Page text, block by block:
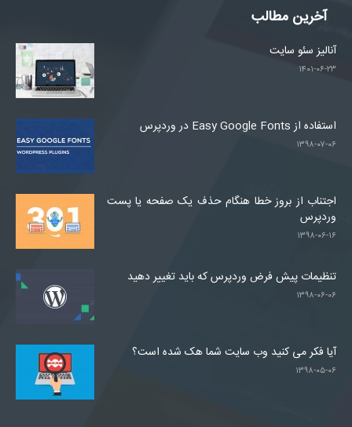
آخرین مطالب
آنالیز سئو سایت
۱۴۰۱-۰۶-۲۳
استفاده از Easy Google Fonts در وردپرس
۱۳۹۸-۰۷-۰۶
اجتناب از بروز خطا هنگام حذف یک صفحه یا پست
وردپرس
۱۳۹۸-۰۶-۱۶
تنظیمات پیش فرض وردپرس که باید تغییر دهید
۱۳۹۸-۰۶-۰۶
آیا فکر می کنید وب سایت شما هک شده است؟
۱۳۹۸-۰۵-۰۶